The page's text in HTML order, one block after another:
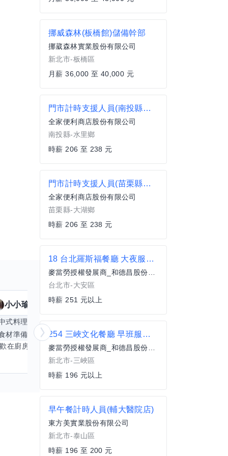
小小瑜 23個技能
式料理 食材知識
材準備
中文 商品管理 桌遊
更多
喜歡在廚房裡探索各種中式料理的祕密，也對食材的挑選和搭配充滿熱情。平常生活裡，簡餐料理是我的拿手好戲，讓人輕鬆又滿足。最近開始對手繪、攝影和影片剪輯有濃厚興趣，想找伙伴一起學習交換技能，互相激盪創意！希望能和你一起開心成長，分享不只是技術，更是快樂和靈感的碰撞。
挪威森林(板橋館)儲備幹部
挪葳森林實業股份有限公司
新北市-板橋區
月薪 36,000 至 40,000 元
門市計時支援人員(南投縣水里鄉)
全家便利商店股份有限公司
南投縣-水里鄉
時薪 206 至 238 元
門市計時支援人員(苗栗縣大湖鄉)
全家便利商店股份有限公司
苗栗縣-大湖鄉
時薪 206 至 238 元
18 台北羅斯福餐廳 大夜服務員(兼職)
麥當勞授權發展商_和德昌股份有限公司
台北市-大安區
時薪 251 元以上
254 三峽文化餐廳 早班服務員(兼職)
麥當勞授權發展商_和德昌股份有限公司
新北市-三峽區
時薪 196 元以上
早午餐計時人員(輔大醫院店)
東方美實業股份有限公司
新北市-泰山區
時薪 196 至 200 元